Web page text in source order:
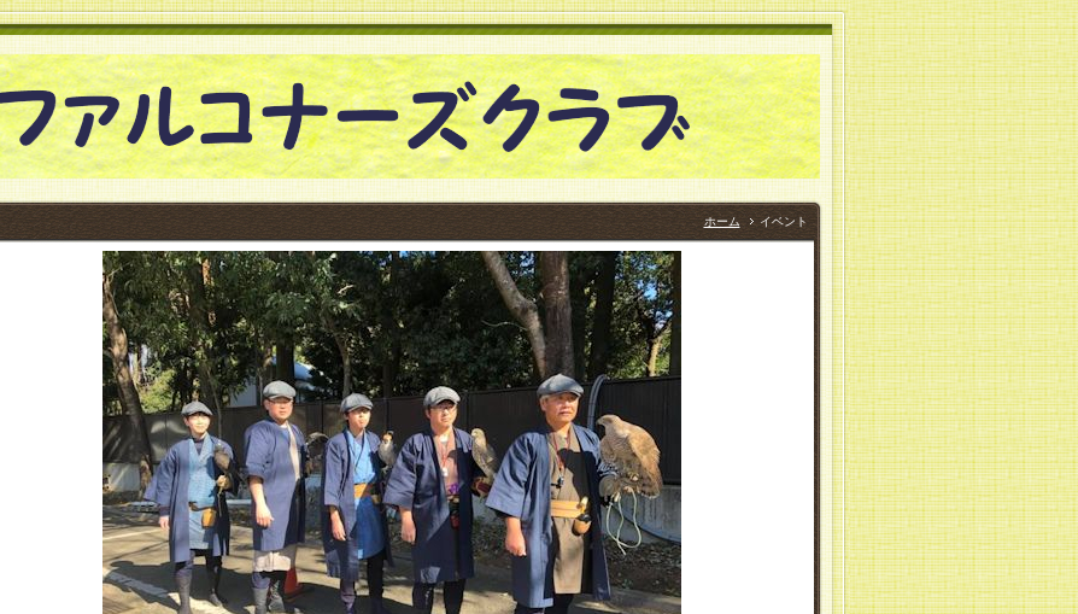
ホーム イベント